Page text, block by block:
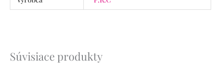
Súvisiace produkty